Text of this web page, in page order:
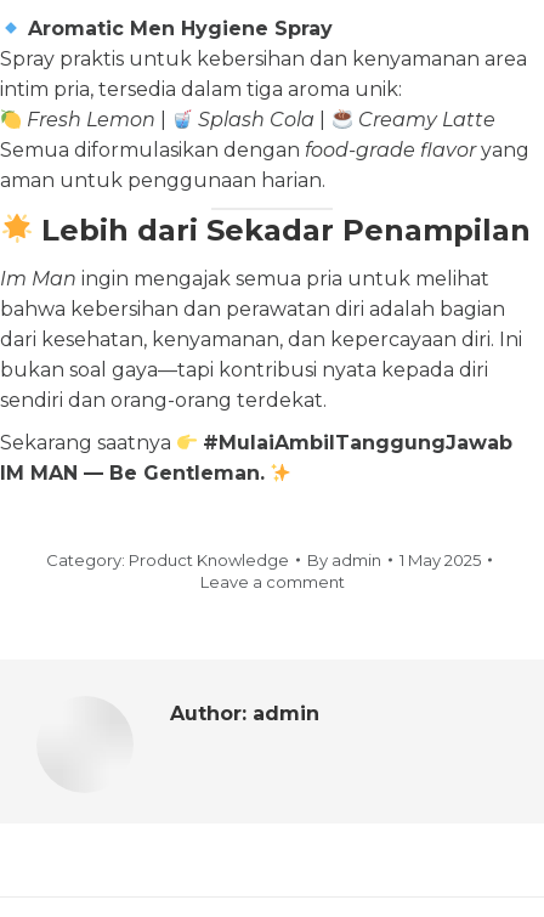
Aromatic Men Hygiene Spray
Spray praktis untuk kebersihan dan kenyamanan area
intim pria, tersedia dalam tiga aroma unik:
Fresh Lemon
Splash Cola
Creamy Latte
Semua diformulasikan dengan food-grade flavoryang
aman untuk penggunaan harian.
Lebih dari Sekadar Penampilan
Im Man ingin mengajak semua pria untuk melihat
bahwa kebersihan dan perawatan diri adalah bagian
dari kesehatan, kenyamanan, dan kepercayaan diri. Ini
bukan soal gaya—tapi kontribusi nyata kepada diri
sendiri dan orang-orang terdekat.
Sekarang saatnya
#MulaiAmbilTanggungJawab
IM MAN — Be Gentleman.
Category: Product Knowledge By admin
1 May 2025
Leave a comment
Author: admin